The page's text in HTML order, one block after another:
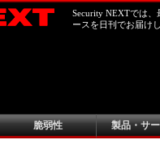
Security NEXTでは
ースを日刊でお届け
脆弱性 製品・サ